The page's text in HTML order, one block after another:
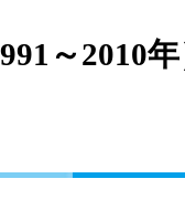
～2010